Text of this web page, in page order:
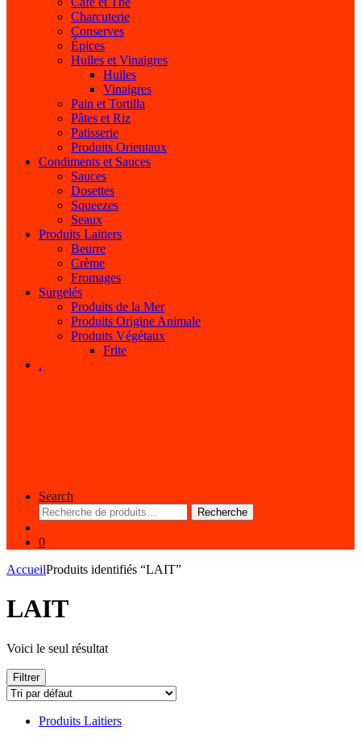
Charcuterie
Conserves
Épices
Huiles et Vinaigres
Huiles
Vinaigres
Pain et Tortilla
Pâtes et Riz
Patisserie
Produits Orientaux
Condiments et Sauces
Sauces
Dosettes
Squeezes
Seaux
Produits Laitiers
Beurre
Crème
Fromages
Surgelés
Produits de la Mer
Produits Origine Animale
Produits Végétaux
Frite
.
Search
Recherche
pour :
Recherche
0
AccueilProduits identifiés “LAIT”
LAIT
Voici le seul résultat
Filtrer
Produits Laitiers